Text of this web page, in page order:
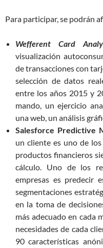
Para participar, se podrán
Wefferent Card
visualización
de transacciones con
selección de datos
entre los años 2015 y
mando, un ejercicio
una web, un análisis
Salesforce Predictive
un cliente es uno de
productos financieros
cálculo. Uno de los
empresas es predecir
segmentaciones
en la toma de
más adecuado en cada
necesidades de cada
90 características